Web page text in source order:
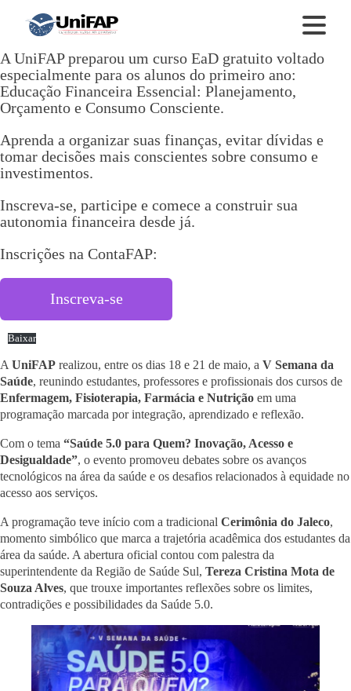
A UniFAP preparou um curso EaD gratuito voltado
especialmente para os alunos do primeiro ano:
Educação Financeira Essencial: Planejamento,
Orçamento e Consumo Consciente.
Aprenda a organizar suas finanças, evitar dívidas e
tomar decisões mais conscientes sobre consumo e
investimentos.
Inscreva-se, participe e comece a construir sua
autonomia financeira desde já.
Inscrições na ContaFAP:
Inscreva-se
Baixar
A UniFAP realizou, entre os dias 18 e 21 de maio, a V Semana da
Saúde, reunindo estudantes, professores e profissionais dos cursos de
Enfermagem, Fisioterapia, Farmácia e Nutrição em uma
programação marcada por integração, aprendizado e reflexão.
Com o tema “Saúde 5.0 para Quem? Inovação, Acesso e
Desigualdade”, o evento promoveu debates sobre os avanços
tecnológicos na área da saúde e os desafios relacionados à equidade no
acesso aos serviços.
A programação teve início com a tradicional Cerimônia do Jaleco,
momento simbólico que marca a trajetória acadêmica dos estudantes da
área da saúde. A abertura oficial contou com palestra da
superintendente da Região de Saúde Sul, Tereza Cristina Mota de
Souza Alves, que trouxe importantes reflexões sobre os limites,
contradições e possibilidades da Saúde 5.0.